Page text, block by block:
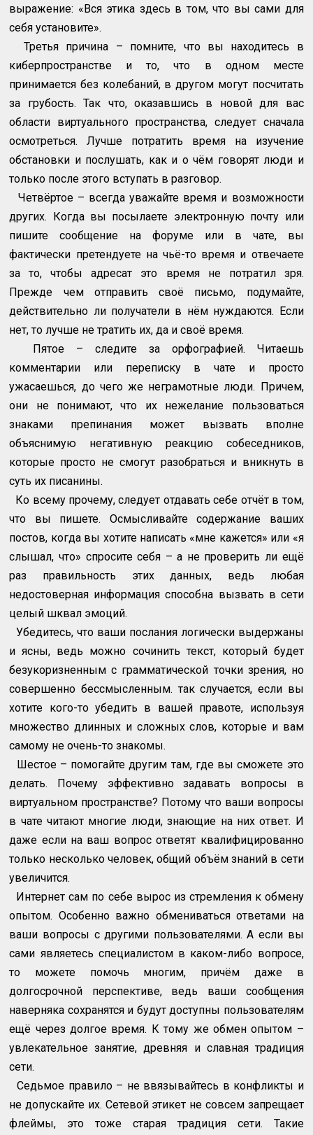
выражение: «Вся этика здесь в том, что вы сами для
себя установите».
Третья причина – помните, что вы находитесь в
киберпространстве и то, что в одном месте
принимается без колебаний, в другом могут посчитать
за грубость. Так что, оказавшись в новой для вас
области виртуального пространства, следует сначала
осмотреться. Лучше потратить время на изучение
обстановки и послушать, как и о чём говорят люди и
только после этого вступать в разговор.
Четвёртое – всегда уважайте время и возможности
других. Когда вы посылаете электронную почту или
пишите сообщение на форуме или в чате, вы
фактически претендуете на чьё-то время и отвечаете
за то, чтобы адресат это время не потратил зря.
Прежде чем отправить своё письмо, подумайте,
действительно ли получатели в нём нуждаются. Если
нет, то лучше не тратить их, да и своё время.
Пятое – следите за орфографией. Читаешь
комментарии или переписку в чате и просто
ужасаешься, до чего же неграмотные люди. Причем,
они не понимают, что их нежелание пользоваться
знаками препинания может вызвать вполне
объяснимую негативную реакцию собеседников,
которые просто не смогут разобраться и вникнуть в
суть их писанины.
Ко всему прочему, следует отдавать себе отчёт в том,
что вы пишете. Осмысливайте содержание ваших
постов, когда вы хотите написать «мне кажется» или «я
слышал, что» спросите себя – а не проверить ли ещё
раз правильность этих данных, ведь любая
недостоверная информация способна вызвать в сети
целый шквал эмоций.
Убедитесь, что ваши послания логически выдержаны
и ясны, ведь можно сочинить текст, который будет
безукоризненным с грамматической точки зрения, но
совершенно бессмысленным. так случается, если вы
хотите кого-то убедить в вашей правоте, используя
множество длинных и сложных слов, которые и вам
самому не очень-то знакомы.
Шестое – помогайте другим там, где вы сможете это
делать. Почему эффективно задавать вопросы в
виртуальном пространстве? Потому что ваши вопросы
в чате читают многие люди, знающие на них ответ. И
даже если на ваш вопрос ответят квалифицированно
только несколько человек, общий объём знаний в сети
увеличится.
Интернет сам по себе вырос из стремления к обмену
опытом. Особенно важно обмениваться ответами на
ваши вопросы с другими пользователями. А если вы
сами являетесь специалистом в каком-либо вопросе,
то можете помочь многим, причём даже в
долгосрочной перспективе, ведь ваши сообщения
наверняка сохранятся и будут доступны пользователям
ещё через долгое время. К тому же обмен опытом –
увлекательное занятие, древняя и славная традиция
сети.
Седьмое правило – не ввязывайтесь в конфликты и
не допускайте их. Сетевой этикет не совсем запрещает
флеймы, это тоже старая традиция сети. Такие